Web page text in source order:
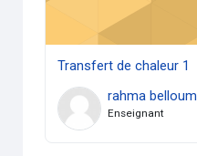
Transfert de chaleur 1
rahma belloum
Enseignant